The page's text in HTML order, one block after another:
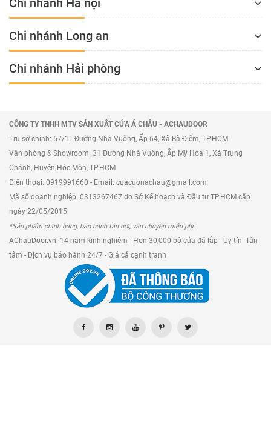
Chi nhánh Long an
Chi nhánh Hải phòng
CÔNG TY TNHH MTV SẢN XUẤT CỬA Á CHÂU - ACHAUDOOR
Trụ sở chính: 57/1L Đường Nhà Vuông, Ấp 64, Xã Bà Điểm, TP.HCM
Văn phòng & Showroom: 31 Đường Nhà Vuông, Ấp Mỹ Hòa 1, Xã Trung
Chánh, Huyện Hóc Môn, TP.HCM
Điện thoại: 0919991660 - Email: cuacuonachau@gmail.com
Mã số doanh nghiệp: 0313267467 do Sở Kế hoạch và Đầu tư TP.HCM cấp
ngày 22/05/2015
*Sản phẩm chính hãng, bảo hành tận nơi, vận chuyển miễn phí.
AChauDoor.vn: 14 năm kinh nghiệm - Hơn 30,000 bộ cửa đã lắp - Uy tín -Tận
tâm - Dịch vụ bảo hành 24/7 - Giá cả cạnh tranh